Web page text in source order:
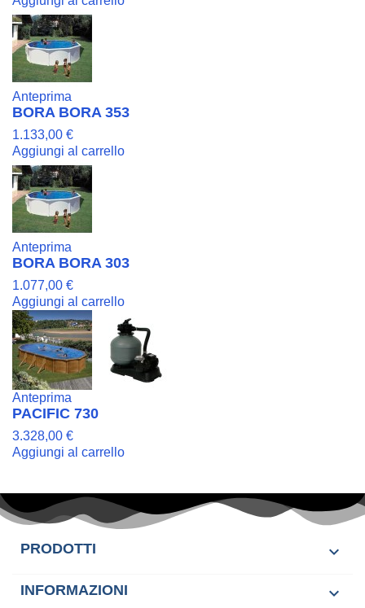
Anteprima
BORA BORA 353
1.133,00 €
Aggiungi al carrello
Anteprima
BORA BORA 303
1.077,00 €
Aggiungi al carrello
Anteprima
PACIFIC 730
3.328,00 €
Aggiungi al carrello
PRODOTTI 
INFORMAZIONI 